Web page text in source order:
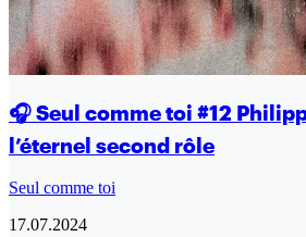
🎧 Seul comme toi #12
l’éternel second rôle
Seul comme toi
17.07.2024